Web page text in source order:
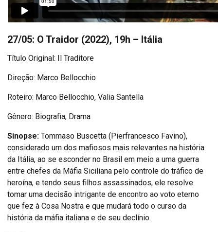
27/05: O Traidor (2022), 19h – Itália
Título Original: Il Traditore
Direção: Marco Bellocchio
Roteiro: Marco Bellocchio, Valia Santella
Gênero: Biografia, Drama
Sinopse: Tommaso Buscetta (Pierfrancesco Favino),
considerado um dos mafiosos mais relevantes na história
da Itália, ao se esconder no Brasil em meio a uma guerra
entre chefes da Máfia Siciliana pelo controle do tráfico de
heroína, e tendo seus filhos assassinados, ele resolve
tomar uma decisão intrigante de encontro ao voto eterno
que fez à Cosa Nostra e que mudará todo o curso da
história da máfia italiana e de seu declínio.